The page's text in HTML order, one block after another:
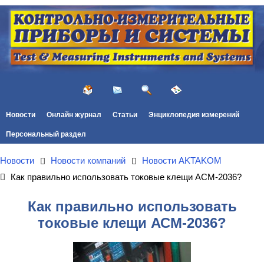
Новости Онлайн журнал Статьи Энциклопедия измерений
Персональный раздел
Новости Новости компаний
Новости AKTAKOM
Как правильно использовать токовые клещи АСМ-2036?
Как правильно использовать
токовые клещи АСМ-2036?